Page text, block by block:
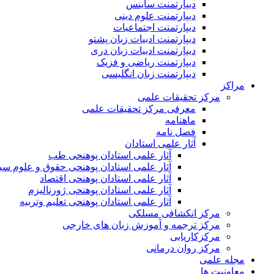
دیپارتمنت ساینس
دیپارتمنت علوم دینی
دیپارتمنت اجتماعیات
دیپارتمنت ادبیات زبان پشتو
دیپارتمنت ادبیات زبان دری
دیپارتمنت ریاضی و فزیک
دیپارتمنت زبان انگلیسی
مراکز
مرکز تحقیقات علمی
معرفی مرکز تحقیقات علمی
ماهنامه
فصل نامه
آثار علمی استادان
آثار علمی استادان پوهنحی طب
آثار علمی استادان پوهنحی حقوق و علوم
آثار علمی استادان پوهنحی اقتصاد
آثار علمی استادان پوهنحی ژورنالیزم
آثار علمی استادان پوهنحی تعلیم وتربیه
مرکز انکشافی مسلکی
مرکز ترجمه و آموزش زبان های خارجی
مرکزکاریابی
مرکز روان درمانی
مجله علمی
معاونیت ها